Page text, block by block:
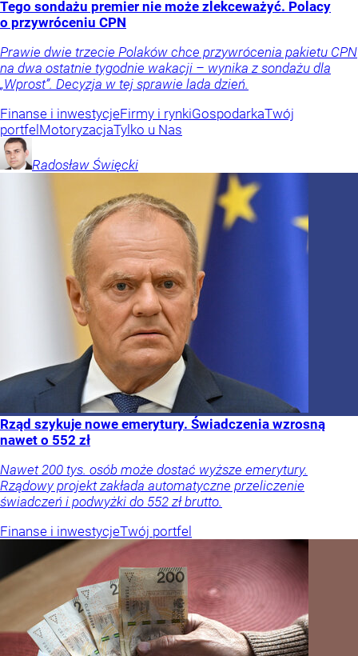
Tego sondażu premier nie może zlekceważyć. Polacy
o przywróceniu CPN
Prawie dwie trzecie Polaków chce przywrócenia pakietu CPN
na dwa ostatnie tygodnie wakacji – wynika z sondażu dla
„Wprost”. Decyzja w tej sprawie lada dzień.
Finanse i inwestycjeFirmy i rynkiGospodarkaTwój
portfel MotoryzacjaTylko u Nas
Radosław Święcki
Rząd szykuje nowe emerytury. Świadczenia wzrosną
nawet o 552 zł
Nawet 200 tys. osób może dostać wyższe emerytury.
Rządowy projekt zakłada automatyczne przeliczenie
świadczeń i podwyżki do 552 zł brutto.
Finanse i inwestycjeTwój portfel